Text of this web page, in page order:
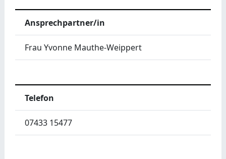
Ansprechpartner/in
Frau Yvonne Mauthe-Weippert
Telefon
07433 15477